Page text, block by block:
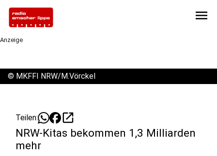
menu
Anzeige
© MKFFI NRW/M.Vörckel
Teilen: open_in_new
NRW-Kitas bekommen 1,3 Milliarden
mehr